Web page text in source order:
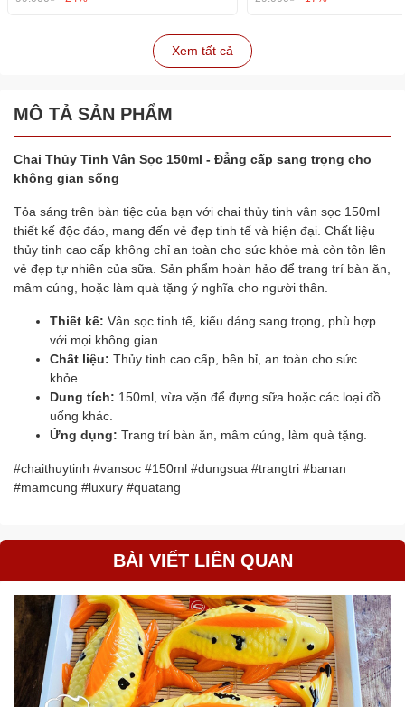
Xem tất cả
MÔ TẢ SẢN PHẨM
Chai Thủy Tinh Vân Sọc 150ml - Đẳng cấp sang trọng cho
không gian sống
Tỏa sáng trên bàn tiệc của bạn với chai thủy tinh vân sọc 150ml
thiết kế độc đáo, mang đến vẻ đẹp tinh tế và hiện đại. Chất liệu
thủy tinh cao cấp không chỉ an toàn cho sức khỏe mà còn tôn lên
vẻ đẹp tự nhiên của sữa. Sản phẩm hoàn hảo để trang trí bàn ăn,
mâm cúng, hoặc làm quà tặng ý nghĩa cho người thân.
Thiết kế: Vân sọc tinh tế, kiểu dáng sang trọng, phù hợp
với mọi không gian.
Chất liệu: Thủy tinh cao cấp, bền bỉ, an toàn cho sức
khỏe.
Dung tích: 150ml, vừa vặn để đựng sữa hoặc các loại đồ
uống khác.
Ứng dụng: Trang trí bàn ăn, mâm cúng, làm quà tặng.
#chaithuytinh #vansoc #150ml #dungsua #trangtri #banan
#mamcung #luxury #quatang
BÀI VIẾT LIÊN QUAN